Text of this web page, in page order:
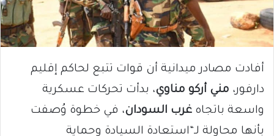
أفادت مصادر ميدانية أن قوات تتبع لحاكم إقليم
دارفور، مني أركو مناوي، بدأت تحركات عسكرية
واسعة باتجاه غرب السودان، في خطوة وُصفت
بأنها محاولة لـ“استعادة السيادة وحماية